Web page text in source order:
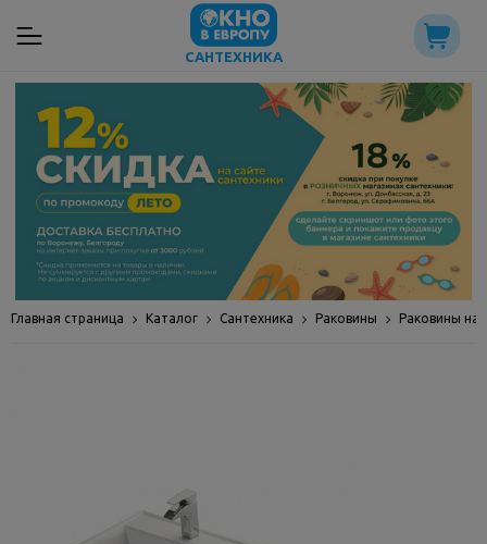
САНТЕХНИКА
Главная страница Каталог Сантехника Раковины Раковины